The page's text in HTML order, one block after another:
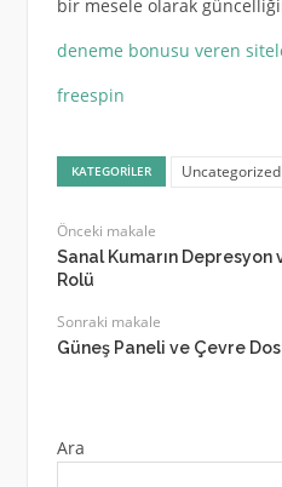
bir mesele olarak
deneme bonusu veren
freespin
KATEGORILER Uncategorized
Önceki makale
Sanal Kumarın Depresyon
Rolü
Sonraki makale
Güneş Paneli ve Çevre
Ara